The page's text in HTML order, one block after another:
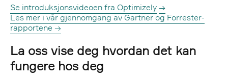
Se introduksjonsvideoen fra Optimizely →
Les mer i vår gjennomgang av Gartner og Forrester-
rapportene →
La oss vise deg hvordan det kan
fungere hos deg